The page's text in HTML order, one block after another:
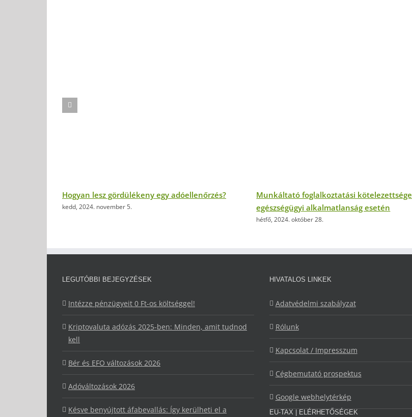
Hogyan lesz gördülékeny egy adóellenőrzés?
kedd, 2024. november 5.
Munkáltató foglalkoztatási kötelezettsége
egészségügyi alkalmatlanság esetén
hétfő, 2024. október 28.
LEGUTÓBBI BEJEGYZÉSEK
Intézze pénzügyeit 0 Ft-os költséggel!
Kriptovaluta adózás 2025-ben: Minden, amit tudnod
kell
Bér és EFO változások 2026
Adóváltozások 2026
Késve benyújtott áfabevallás: Így kerülheti el a
HIVATALOS LINKEK
Adatvédelmi szabályzat
Rólunk
Kapcsolat / Impresszum
Cégbemutató prospektus
Google webhelytérkép
EU-TAX | ELÉRHETŐSÉGEK